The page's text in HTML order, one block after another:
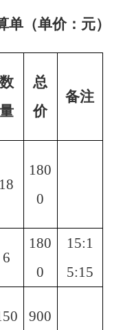
（单价：元）
数
量
总
价
备注
18
180
0
6
180
0
15:1
5:15
900